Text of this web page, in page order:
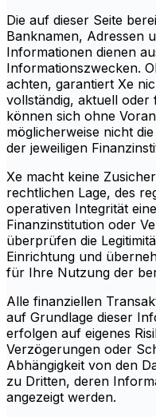
Die auf dieser Seite
Banknamen, Adressen
Informationen dienen
Informationszwecken.
achten, garantiert Xe
vollständig, aktuell oder
können sich ohne
möglicherweise nicht
der jeweiligen
Xe macht keine
rechtlichen Lage, des
operativen Integrität
Finanzinstitution oder
überprüfen die
Einrichtung und
für Ihre Nutzung der
Alle finanziellen
auf Grundlage dieser
erfolgen auf eigenes
Verzögerungen oder
Abhängigkeit von den
zu Dritten, deren
angezeigt werden.